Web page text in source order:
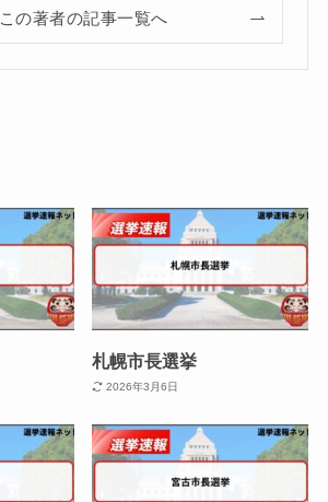
この著者の記事一覧へ
札幌市長選挙
2026年3月6日